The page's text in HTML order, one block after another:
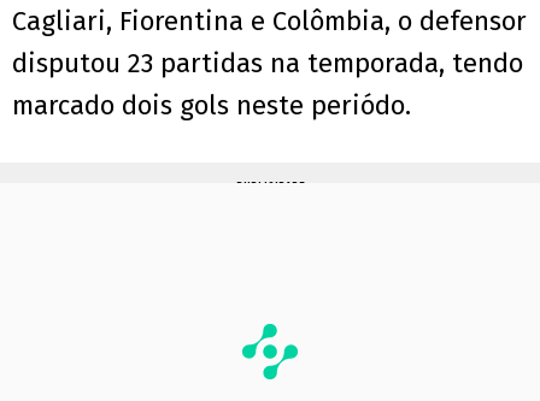
Cagliari, Fiorentina e Colômbia, o defensor
disputou 23 partidas na temporada, tendo
marcado dois gols neste periódo.
PUBLICIDADE